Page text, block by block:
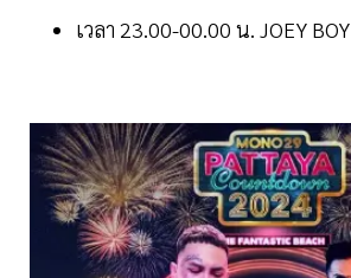
เวลา 23.00-00.00 น. JOEY BOY